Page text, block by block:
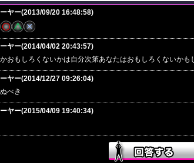
ヤー(2013/09/20 16:48:58)
ヤー(2014/04/02 20:43:57)
おもしろくないかは自分次第あなたはおもしろくないかも
ヤー(2014/12/27 09:26:04)
べき
ヤー(2015/04/09 19:40:34)